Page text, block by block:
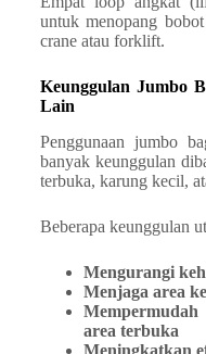
untuk menopang
crane atau forklift.
Keunggulan Jumbo
Lain
Penggunaan jumbo
banyak keunggulan
terbuka, karung kecil,
Beberapa keunggulan
Mengurangi
Menjaga area
area terbuka